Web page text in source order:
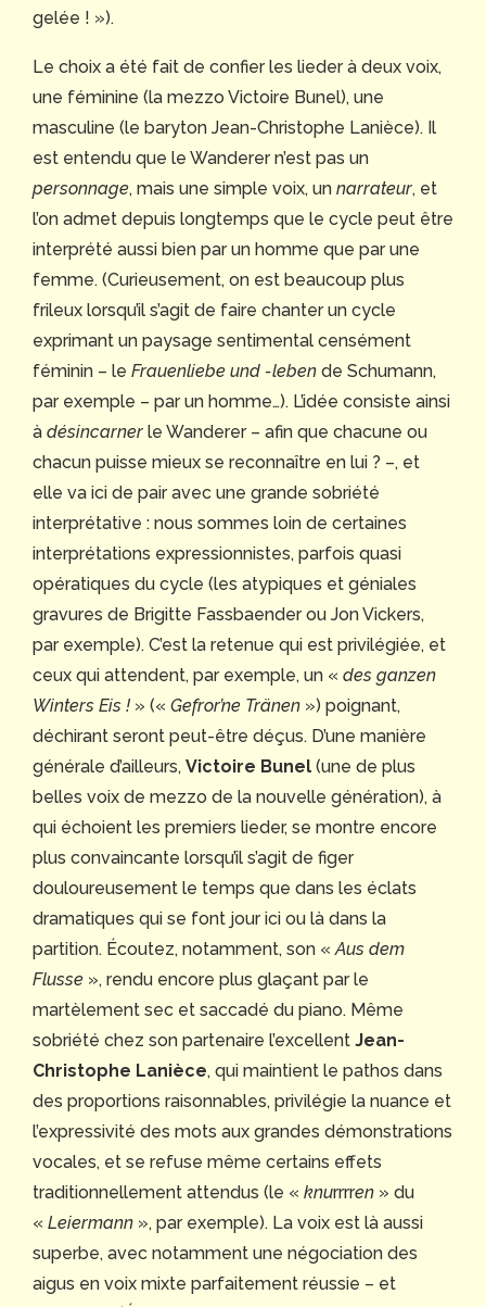
gelée ! »).
Le choix a été fait de confier les lieder à deux voix,
une féminine (la mezzo Victoire Bunel), une
masculine (le baryton Jean-Christophe Lanièce). Il
est entendu que le Wanderer n’est pas un
personnage, mais une simple voix, un narrateur, et
l’on admet depuis longtemps que le cycle peut être
interprété aussi bien par un homme que par une
femme. (Curieusement, on est beaucoup plus
frileux lorsqu’il s’agit de faire chanter un cycle
exprimant un paysage sentimental censément
féminin – le Frauenliebe und -leben de Schumann,
par exemple – par un homme…). L’idée consiste ainsi
à désincarner le Wanderer – afin que chacune ou
chacun puisse mieux se reconnaître en lui ? –, et
elle va ici de pair avec une grande sobriété
interprétative : nous sommes loin de certaines
interprétations expressionnistes, parfois quasi
opératiques du cycle (les atypiques et géniales
gravures de Brigitte Fassbaender ou Jon Vickers,
par exemple). C’est la retenue qui est privilégiée, et
ceux qui attendent, par exemple, un « des ganzen
Winters Eis ! » (« Gefror’ne Tränen ») poignant,
déchirant seront peut-être déçus. D’une manière
générale d’ailleurs, Victoire Bunel (une de plus
belles voix de mezzo de la nouvelle génération), à
qui échoient les premiers lieder, se montre encore
plus convaincante lorsqu’il s’agit de figer
douloureusement le temps que dans les éclats
dramatiques qui se font jour ici ou là dans la
partition. Écoutez, notamment, son «Aus dem
Flusse », rendu encore plus glaçant par le
martèlement sec et saccadé du piano. Même
sobriété chez son partenaire l’excellent Jean-
Christophe Lanièce, qui maintient le pathos dans
des proportions raisonnables, privilégie la nuance et
l’expressivité des mots aux grandes démonstrations
vocales, et se refuse même certains effets
traditionnellement attendus (le « knurrrren » du
« Leiermann », par exemple). La voix est là aussi
superbe, avec notamment une négociation des
aigus en voix mixte parfaitement réussie – et